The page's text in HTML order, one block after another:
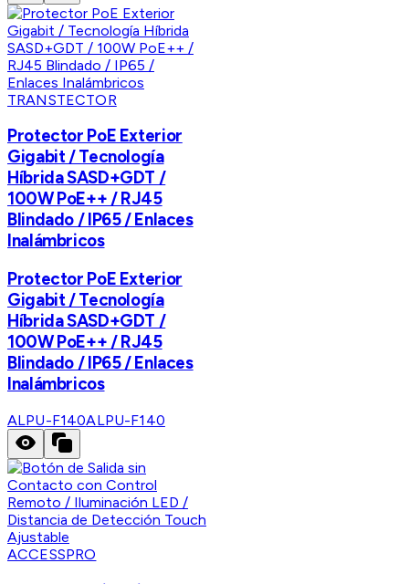
TRANSTECTOR
Protector PoE Exterior
Gigabit / Tecnología
Híbrida SASD+GDT /
100W PoE++ / RJ45
Blindado / IP65 / Enlaces
Inalámbricos
Protector PoE Exterior
Gigabit / Tecnología
Híbrida SASD+GDT /
100W PoE++ / RJ45
Blindado / IP65 / Enlaces
Inalámbricos
ALPU-F140ALPU-F140
ACCESSPRO